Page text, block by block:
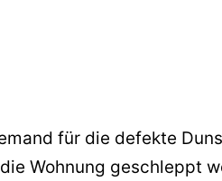
für die defekte
Wohnung geschleppt